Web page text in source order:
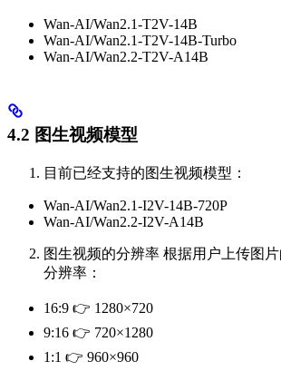
Wan-AI/Wan2.1-T2V-14B
Wan-AI/Wan2.1-T2V-14B-Turbo
Wan-AI/Wan2.2-T2V-A14B
4.2 图生视频模型
目前已经支持的图生视频模型：
Wan-AI/Wan2.1-I2V-14B-720P
Wan-AI/Wan2.2-I2V-A14B
图生视频的分辨率 根据用户上传图
分辨率：
16:9 👉 1280×720
9:16 👉 720×1280
1:1 👉 960×960